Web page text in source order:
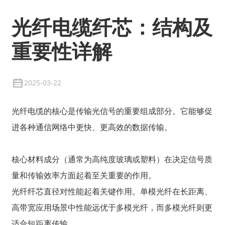
光纤电缆纤芯：结构及
重要性详解
2025-03-22
光纤电缆的核心是传输光信号的重要组成部分。它能够促
进各种通信网络中更快、更高效的数据传输。
核心材料成分（通常为高纯度玻璃或塑料）在决定信号质
量和传输效率方面起着至关重要的作用。
光纤纤芯直径对性能起着关键作用。单模光纤在长距离、
高带宽应用场景中性能远优于多模光纤，而多模光纤则更